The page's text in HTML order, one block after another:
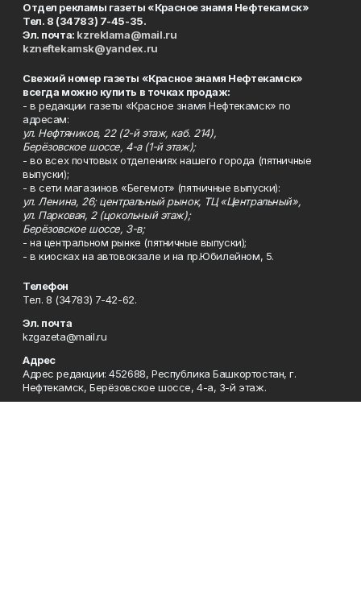
Отдел рекламы газеты «Красное знамя Нефтекамск»
Тел. 8 (34783) 7-45-35.
Эл. почта: kzreklama@mail.ru
kzneftekamsk@yandex.ru
Свежий номер газеты «Красное знамя Нефтекамск»
всегда можно купить в точках продаж:
- в редакции газеты «Красное знамя Нефтекамск» по
адресам:
ул. Нефтяников, 22 (2-й этаж, каб. 214),
Берёзовское шоссе, 4-а (1-й этаж);
- во всех почтовых отделениях нашего города (пятничные
выпуски);
- в сети магазинов «Бегемот» (пятничные выпуски):
ул. Ленина, 26; центральный рынок, ТЦ «Центральный»,
ул. Парковая, 2 (цокольный этаж);
Берёзовское шоссе, 3-в;
- на центральном рынке (пятничные выпуски);
- в киосках на автовокзале и на пр.Юбилейном, 5.
Телефон
Тел. 8 (34783) 7-42-62.
Эл. почта
kzgazeta@mail.ru
Адрес
Адрес редакции: 452688, Республика Башкортостан, г.
Нефтекамск, Берёзовское шоссе, 4-а, 3-й этаж.